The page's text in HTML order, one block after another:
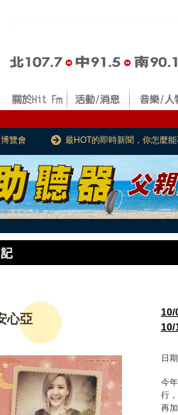
覽會 最HOT的即時新聞，你怎麼能
心亞 10/
10/
日
今
行
再